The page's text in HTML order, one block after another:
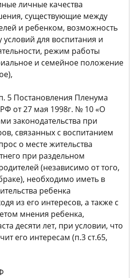
личные качества
существующие между
и ребенком, возможность
условий для воспитания и
режим работы
и семейное положение
5 Постановления Пленума
от 27 мая 1998г. № 10 «О
законодательства при
связанных с воспитанием
о месте жительства
при раздельном
(независимо от того,
необходимо иметь в
ребенка
из его интересов, а также с
мнения ребенка,
десяти лет, при условии, что
его интересам (п.3 ст.65,